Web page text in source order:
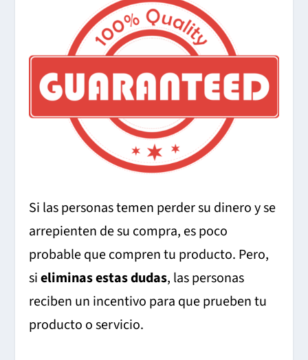
Si las personas temen perder su dinero y se
arrepienten de su compra, es poco
probable que compren tu producto. Pero,
sieliminas estas dudas, las personas
reciben un incentivo para que prueben tu
producto o servicio.